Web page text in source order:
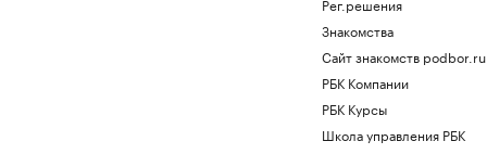
Знакомства
Сайт знакомств podbor.ru
РБК Компании
РБК Курсы
Школа управления РБК